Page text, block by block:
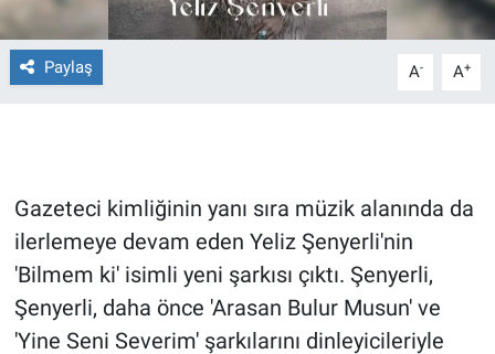
Paylaş A- A+
Gazeteci kimliğinin yanı sıra müzik alanında da
ilerlemeye devam eden Yeliz Şenyerli'nin
'Bilmem ki' isimli yeni şarkısı çıktı. Şenyerli,
Şenyerli, daha önce 'Arasan Bulur Musun' ve
'Yine Seni Severim' şarkılarını dinleyicileriyle
Forum
Gün Bitiyor
Gün Ortası
Gündem Özel